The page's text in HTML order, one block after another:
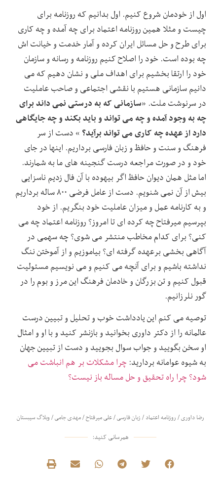
اول از خودمان شروع کنیم. اول بدانیم که روزنامه برای
چیست و مثلا همین روزنامه اعتماد برای چه آمده و چه کاری
برای طرح و حل مسائل ایران کرده و آمار خدمت و خیانت اش
چه بوده است. خود را اصلاح کنیم روزنامه و رسانه و سازمان
خود را ارتقا بخشیم برای اهداف ملی و نشان دهیم که می
دانیم سازمانی هستیم با نقشی اجتماعی و صاحب عاملیت
در سرنوشت ملت. «سازمانی که به درستی نمی داند برای
چه به وجود آمده و چه می تواند و باید بکند و چه جایگاهی
دارد از عهده چه کاری می تواند برآید؟ » دست از سر
فرهنگ و سنت و حافظ و زبان فارسی برداریم. اینها در جای
خود و در صورت مراجعه درست گنجینه های ما به شمارند.
اما مثل همان دیوان حافظ اگر بیهوده با آن فال زدیم ناسزایی
بیش از آن نمی شنویم. دست از عامل فرضی ۸۰۰ ساله برداریم
و به کارنامه عمل و میزان عاملیت خود بنگریم. از خود
بپرسیم میرفتاح چه کرده ای تا امروز؟ روزنامه اعتماد چه می
کنی؟ برای کدام مخاطب منتشر می شوی؟ چه سهمی در
آگاهی بخشی برعهده گرفته ای؟ بیاموزیم و از آموختن ننگ
نداشته باشیم و برای آنچه می کنیم و می نویسیم مسئولیت
قبول کنیم و تن بزرگان و خادمان فرهنگ این مرز و بوم را در
گور نلرزانیم.
توصیه می کنم این یادداشت خوب و تحلیل و تبیین درست
عالمانه را از دکتر داوری بخوانید و بازنشر کنید و با او و امثال
او سخن بگویید و جواب سوال بجویید و دست از تبیین جهان
به شیوه عوامانه بردارید: چرا مشکلات بر هم انباشت می
شود؟ چرا راه تحقیق و حل مساله باز نیست؟
رضا داوری/روزنامه اعتماد/زبان فارسی/علی میرفتاح/مهدی جامی/وبلاگ سیبستان
همرسانی کنید: